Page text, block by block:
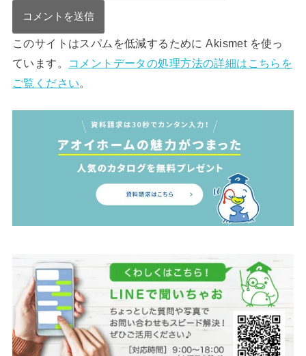
このサイトはスパムを低減するために Akismet を使っ
ています。
コメントデータの処理方法の詳細はこちらを
ご覧ください。